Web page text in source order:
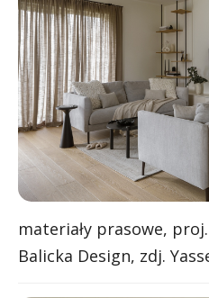
materiały prasowe,
Balicka Design, zdj.